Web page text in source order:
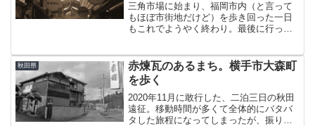
三角市場に始まり、福岡市内（と言って
もほぼ市街地だけど）を歩き回った一日
もこれでようやく終わり。最後に行った
らず、住宅街に埋没するかのように完全
に付近の下町風景に溶け込...
秋田県
赤煉瓦のあるまち。横手市大森町
を歩く
2020年11月に敢行した、二泊三日の秋田
遠征。移動時間が多くて全体的にバタバ
タした旅程になってしまったが、振り返